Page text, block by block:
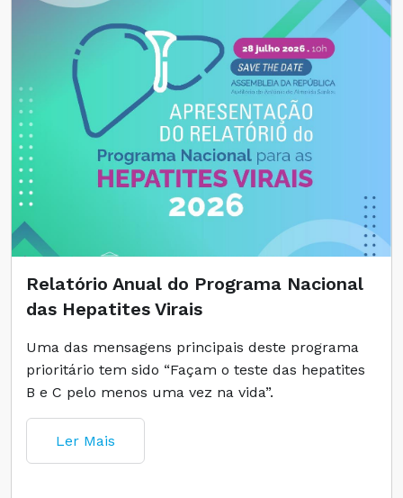
Relatório Anual do Programa Nacional
das Hepatites Virais
Uma das mensagens principais deste programa
prioritário tem sido “Façam o teste das hepatites
B e C pelo menos uma vez na vida”.
Ler Mais